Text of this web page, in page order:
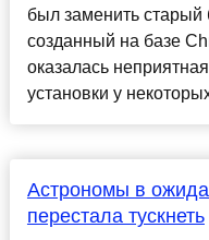
был заменить старый
созданный на базе
оказалась
установки у
Астрономы в
перестала тускнеть